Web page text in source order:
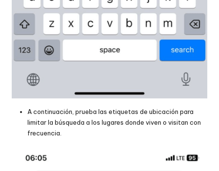
A continuación, prueba las etiquetas de ubicación para
limitar la búsqueda a los lugares donde viven o visitan con
frecuencia.